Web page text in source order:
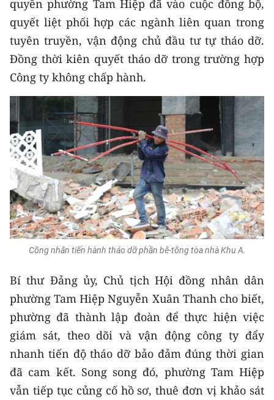
ENGLISH
中文
FRANÇAIS
РУССКИЙ
ESPAÑOL
한국어
quyền phường Tam Hiệp đã vào cuộc đồng bộ,
quyết liệt phối hợp các ngành liên quan trong
tuyên truyền, vận động chủ đầu tư tự tháo dỡ.
Đồng thời kiên quyết tháo dỡ trong trường hợp
Công ty không chấp hành.
Công nhân tiến hành tháo dỡ phần bê-tông tòa nhà Khu A.
Bí thư Đảng ủy, Chủ tịch Hội đồng nhân dân
phường Tam Hiệp Nguyễn Xuân Thanh cho biết,
phường đã thành lập đoàn để thực hiện việc
giám sát, theo dõi và vận động công ty đẩy
nhanh tiến độ tháo dỡ bảo đảm đúng thời gian
đã cam kết. Song song đó, phường Tam Hiệp
vẫn tiếp tục củng cố hồ sơ, thuê đơn vị khảo sát